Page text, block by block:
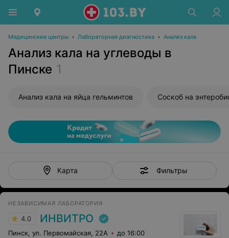
Медицинские центры • Лабораторная диагностика • Анализ кала
Анализ кала на углеводы в
Пинске 1
Анализ кала на яйца гельминтов Соскоб на
Карта Фильтры
НЕЗАВИСИМАЯ ЛАБОРАТОРИЯ
4.0 ИНВИТРО
Пинск, ул. Первомайская, 22А до 16:00